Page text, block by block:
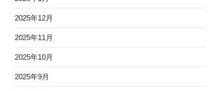
2025年12月
2025年11月
2025年10月
2025年9月